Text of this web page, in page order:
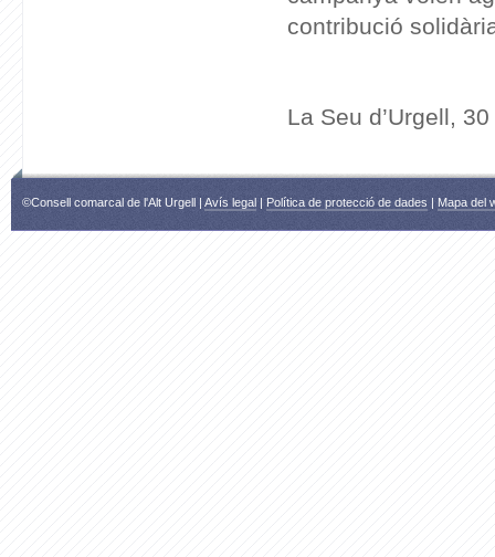
contribució
La Seu d’Urgell,
©Consell comarcal de l'Alt Urgell | Avís legal | Política de protecció de dades | Mapa del